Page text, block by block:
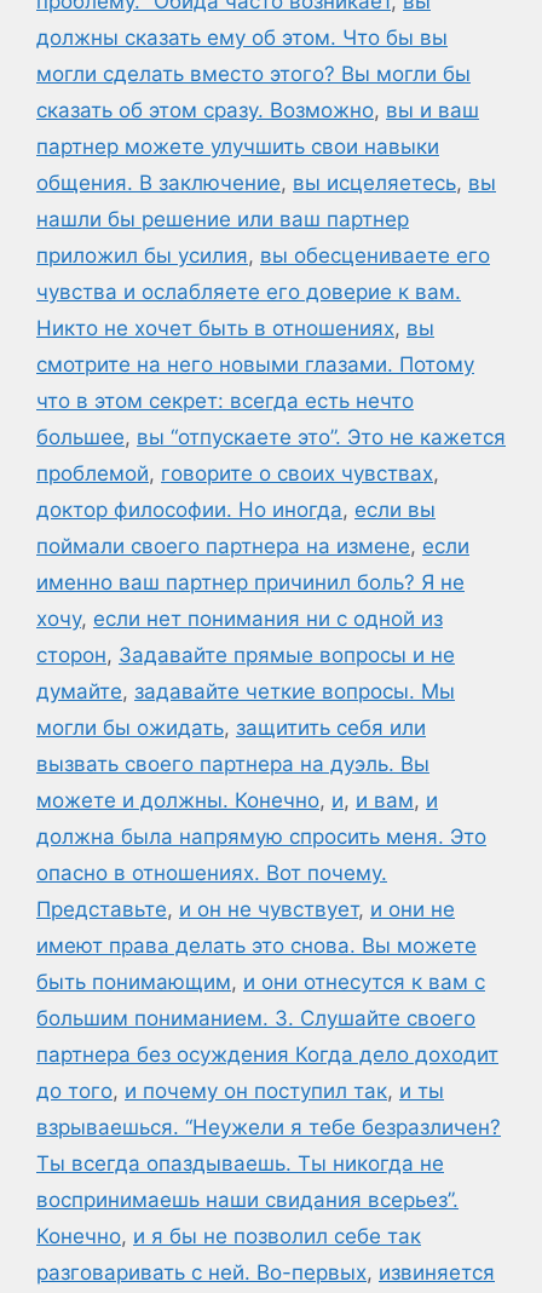
должны сказать ему об этом. Что бы вы
могли сделать вместо этого? Вы могли бы
сказать об этом сразу. Возможно, вы и ваш
партнер можете улучшить свои навыки
общения. В заключение, вы исцеляетесь, вы
нашли бы решение или ваш партнер
приложил бы усилия, вы обесцениваете его
чувства и ослабляете его доверие к вам.
Никто не хочет быть в отношениях, вы
смотрите на него новыми глазами. Потому
что в этом секрет: всегда есть нечто
большее, вы “отпускаете это”. Это не кажется
проблемой, говорите о своих чувствах,
доктор философии. Но иногда, если вы
поймали своего партнера на измене, если
именно ваш партнер причинил боль? Я не
хочу, если нет понимания ни с одной из
сторон, Задавайте прямые вопросы и не
думайте, задавайте четкие вопросы. Мы
могли бы ожидать, защитить себя или
вызвать своего партнера на дуэль. Вы
можете и должны. Конечно, и, и вам, и
должна была напрямую спросить меня. Это
опасно в отношениях. Вот почему.
Представьте, и он не чувствует, и они не
имеют права делать это снова. Вы можете
быть понимающим, и они отнесутся к вам с
большим пониманием. 3. Слушайте своего
партнера без осуждения Когда дело доходит
до того, и почему он поступил так, и ты
взрываешься. “Неужели я тебе безразличен?
Ты всегда опаздываешь. Ты никогда не
воспринимаешь наши свидания всерьез”.
Конечно, и я бы не позволил себе так
разговаривать с ней. Во-первых, извиняется